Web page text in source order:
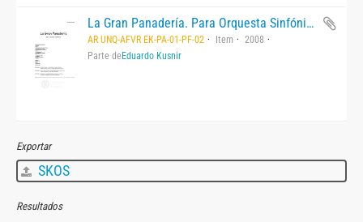
La Gran Panadería. Para Orquesta Sinfónica.
AR UNQ-AFVR EK-PA-01-PF-02 Item
2008
Parte de Eduardo Kusnir
Exportar
SKOS
Resultados